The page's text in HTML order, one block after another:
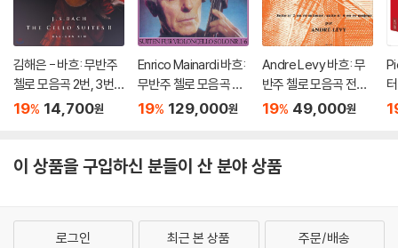
김해은 - 바흐: 무반주
첼로 모음곡 2번, 3번,
6번 (Bach: The Cello
19% 14,700원
Enrico Mainardi 바흐:
무반주 첼로 모음곡 전
곡 (Bach: Cello Suite
19% 129,000원
Andre Levy 바흐: 무
반주 첼로 모음곡 전집,
3집 - 앙드레 레비 (Ba
olume Three) [LP]
19% 49,000원
이 상품을 구입하신 분들이 산 분야 상품
로그인 최근 본 상품 주문/배송